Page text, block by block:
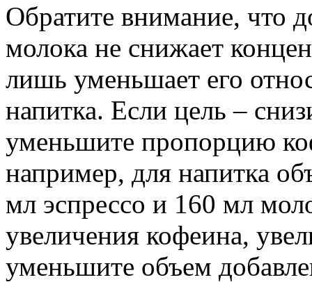
Обратите внимание, что
молока не снижает
лишь уменьшает его
напитка. Если цель –
уменьшите пропорцию
например, для напитка
мл эспрессо и 160 мл
увеличения кофеина,
уменьшите объем